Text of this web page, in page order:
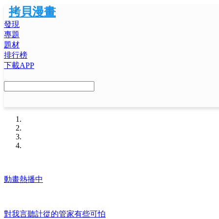
拷貝漫畫
發現
專題
題材
排行榜
下載APP
動畫熱播中
對我言聽計從的管家有些可怕